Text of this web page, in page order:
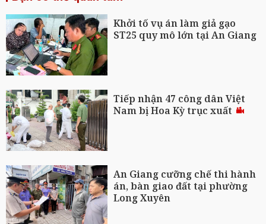
Khởi tố vụ án làm giả gạo
ST25 quy mô lớn tại An Giang
Tiếp nhận 47 công dân Việt
Nam bị Hoa Kỳ trục xuất
An Giang cưỡng chế thi hành
án, bàn giao đất tại phường
Long Xuyên